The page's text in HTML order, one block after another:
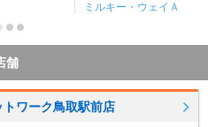
ミルキー・ウェイＡ
舗
ワーク鳥取駅前店